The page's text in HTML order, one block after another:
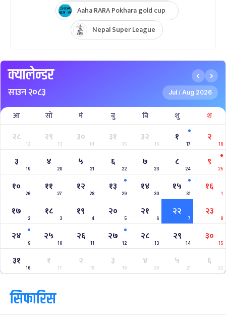
Aaha RARA Pokhara gold cup
Nepal Super League
क्यालेन्डर
साउन २०८३ Jul / Aug 2026
आ सो मं बु बि शु श
२८
12
२९
13
३०
14
३१
15
३२
16
१
17
२
18
३
19
४
20
५
21
६
22
७
23
८
24
९
25
१०
26
११
27
१२
28
१३
29
१४
30
१५
31
१६
1
१७
2
१८
3
१९
4
२०
5
२१
6
२२
7
२३
8
२४
9
२५
10
२६
11
२७
12
२८
13
२९
14
३०
15
३१
16
१
17
२
18
३
19
४
20
५
21
६
22
सिफारिस